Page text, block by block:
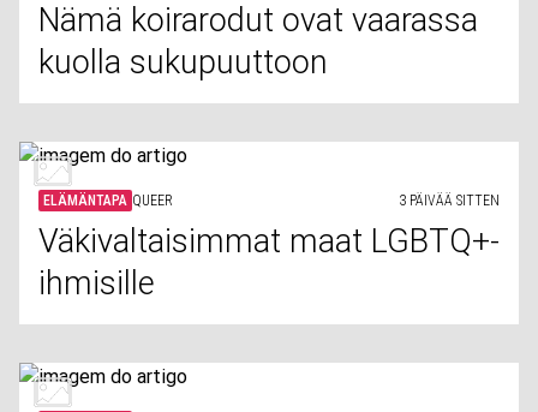
Nämä koirarodut ovat vaarassa
kuolla sukupuuttoon
ELÄMÄNTAPA QUEER 3 PÄIVÄÄ SITTEN
Väkivaltaisimmat maat LGBTQ+-
ihmisille